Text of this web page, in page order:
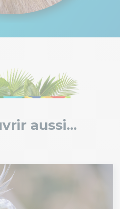
aussi...